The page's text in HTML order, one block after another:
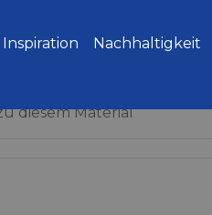
diesem Material
Inspiration Nachhaltigkeit